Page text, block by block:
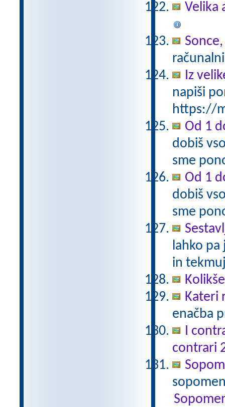
Velika
Iz
napiši
https://
Od 1
dobiš
sme
Od 1
dobiš
sme
lahko
in
Kateri
enačba
I
contrari